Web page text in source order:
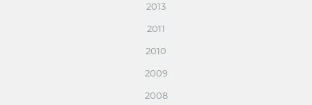
2013
2011
2010
2009
2008